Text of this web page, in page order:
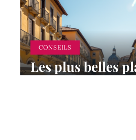
CONSEILS
Les plus belles
d’Europe à